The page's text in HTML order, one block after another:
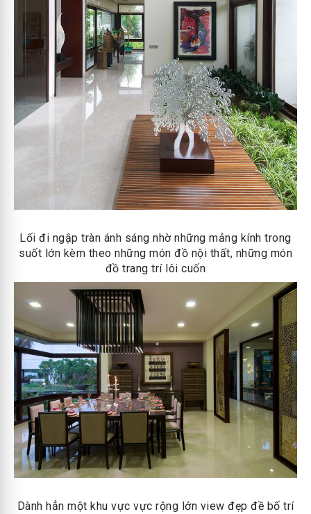
Lối đi ngập tràn ánh sáng nhờ những mảng kính trong
suốt lớn kèm theo những món đồ nội thất, những món
đồ trang trí lôi cuốn
Dành hẳn một khu vực vực rộng lớn view đẹp đề bố trí